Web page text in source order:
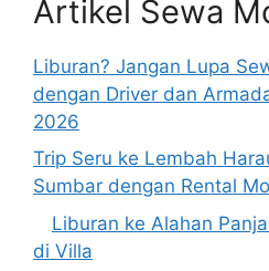
Artikel Sewa
Liburan? Jangan Lupa
dengan Driver dan
2026
Trip Seru ke Lembah
Sumbar dengan Rental
Liburan ke Alahan
di Villa